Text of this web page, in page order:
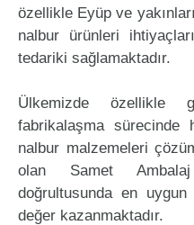
özellikle Eyüp ve
nalbur ürünleri
tedariki sağlamaktadır.
Ülkemizde özellikle
fabrikalaşma sürecinde
nalbur malzemeleri
olan Samet
doğrultusunda en
değer kazanmaktadır.